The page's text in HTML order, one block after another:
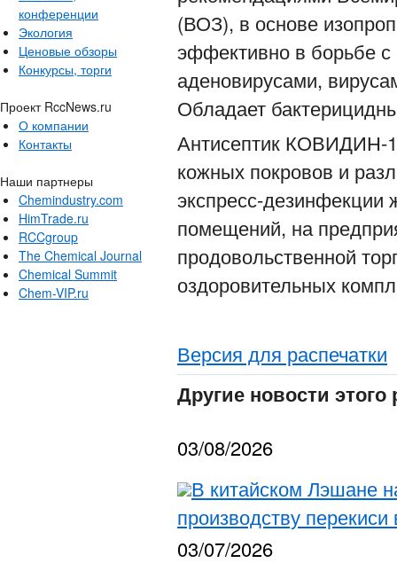
конференции
Экология
Ценовые обзоры
Конкурсы, торги
Проект RccNews.ru
О компании
Контакты
Наши партнеры
Chemindustry.com
HimTrade.ru
RCCgroup
The Chemical Journal
Chemical Summit
Chem-VIP.ru
(ВОЗ), в основе
эффективно в борьбе с
аденовирусами,
Обладает
Антисептик КОВИДИН-
кожных покровов и
экспресс-дезинфекции
помещений, на
продовольственной
оздоровительных
Версия для распечатки
Другие новости этого
03/08/2026
В китайском Лэшане
производству
03/07/2026